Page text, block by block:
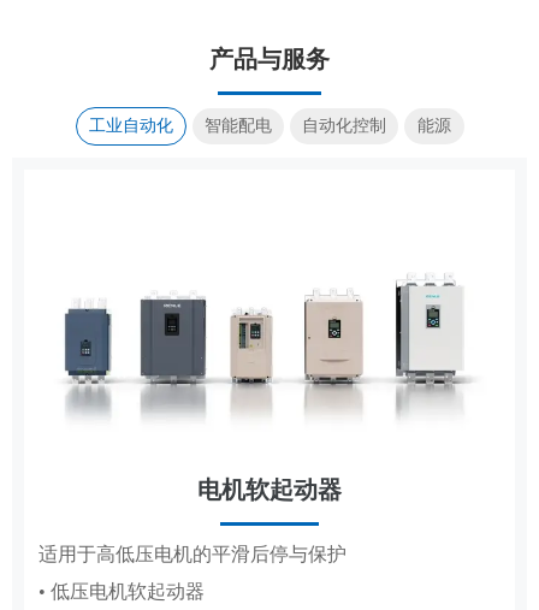
产品与服务
工业自动化 智能配电 自动化控制 能源
电机软起动器
适用于高低压电机的平滑后停与保护
• 低压电机软起动器
成套电器
高低压成套配电柜体，适配工厂、电网、新能源多场
景配电
传动控制
覆盖造纸、复卷、轧钢全场景传动控制系统
• 造纸机传动控制系统
集装箱式储能系统
标准化集成储能，适配大型电站储能场景